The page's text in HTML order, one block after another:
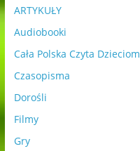
ARTYKUŁY
Audiobooki
Cała Polska Czyta Dzieciom
Czasopisma
Dorośli
Filmy
Gry